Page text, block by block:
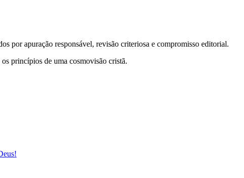
por apuração responsável, revisão criteriosa e compromisso editorial.
princípios de uma cosmovisão cristã.